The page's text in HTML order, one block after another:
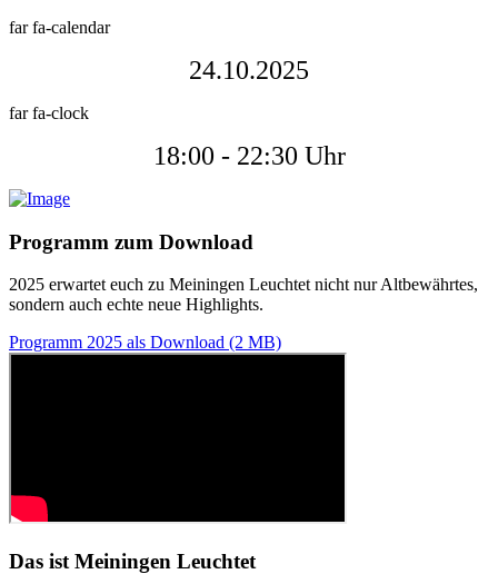
far fa-calendar
24.10.2025
far fa-clock
18:00 - 22:30 Uhr
Programm zum Download
2025 erwartet euch zu Meiningen Leuchtet nicht nur Altbewährtes,
sondern auch echte neue Highlights.
Programm 2025 als Download (2 MB)
Das ist Meiningen Leuchtet